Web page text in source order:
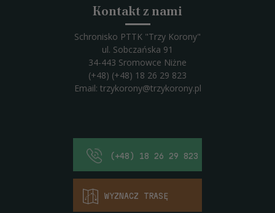
Kontakt z nami
Schronisko PTTK "Trzy Korony"
ul. Sobczańska 91
34-443 Sromowce Niżne
(+48) (+48) 18 26 29 823
Email: trzykorony@trzykorony.pl
(+48) 18 26 29 823
WYZNACZ TRASĘ